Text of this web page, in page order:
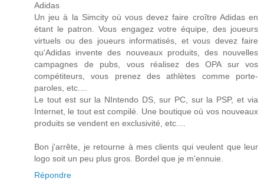
Adidas
Un jeu à la Simcity où vous devez faire croître Adidas en
étant le patron. Vous engagez votre équipe, des joueurs
virtuels ou des joueurs informatisés, et vous devez faire
qu'Adidas invente des nouveaux produits, des nouvelles
campagnes de pubs, vous réalisez des OPA sur vos
compétiteurs, vous prenez des athlètes comme porte-
paroles, etc....
Le tout est sur la NIntendo DS, sur PC, sur la PSP, et via
Internet, le tout est compilé. Une boutique où vos nouveaux
produits se vendent en exclusivité, etc....
Bon j'arrête, je retourne à mes clients qui veulent que leur
logo soit un peu plus gros. Bordel que je m'ennuie.
Répondre